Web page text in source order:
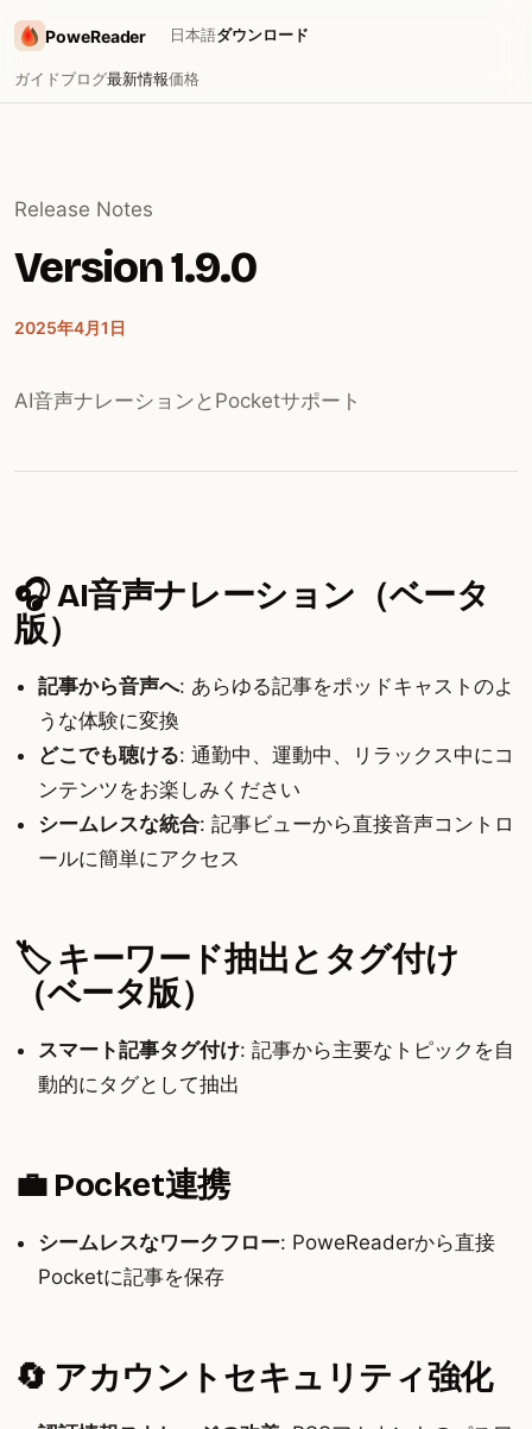
PoweReader
ガイドブログ最新情報価格
日本語ダウンロード
Release Notes
Version 1.9.0
2025年4月1日
AI音声ナレーションとPocketサポート
🎧 AI音声ナレーション（ベータ
版）
記事から音声へ: あらゆる記事をポッドキャストのよ
うな体験に変換
どこでも聴ける: 通勤中、運動中、リラックス中にコ
ンテンツをお楽しみください
シームレスな統合: 記事ビューから直接音声コントロ
ールに簡単にアクセス
🏷️ キーワード抽出とタグ付け
（ベータ版）
スマート記事タグ付け: 記事から主要なトピックを自
動的にタグとして抽出
💼 Pocket連携
シームレスなワークフロー: PoweReaderから直接
Pocketに記事を保存
🔄 アカウントセキュリティ強化